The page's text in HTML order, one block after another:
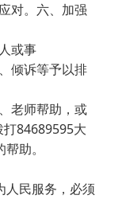
对。六、加强
或事
倾诉等予以排
老师帮助，或
84689595大
助。
人民服务，必须